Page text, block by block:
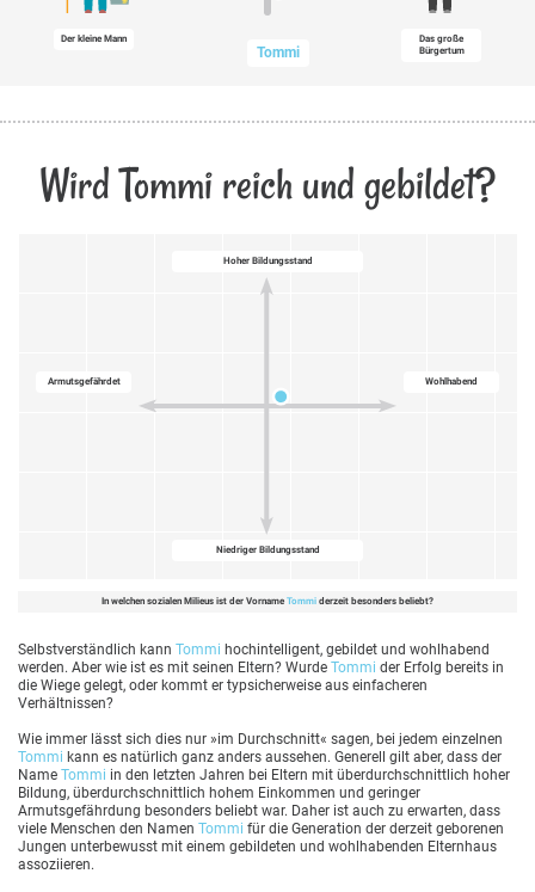
Der kleine Mann
Tommi
Das große
Bürgertum
Wird Tommi reich und gebildet?
Hoher Bildungsstand
Wohlhabend
Niedriger Bildungsstand
Armutsgefährdet
In welchen sozialen Milieus ist der Vorname Tommi derzeit besonders beliebt?
Selbstverständlich kann Tommi hochintelligent, gebildet und wohlhabend
werden. Aber wie ist es mit seinen Eltern? Wurde Tommi der Erfolg bereits in
die Wiege gelegt, oder kommt er typsicherweise aus einfacheren
Verhältnissen?
Wie immer lässt sich dies nur »im Durchschnitt« sagen, bei jedem einzelnen
Tommi kann es natürlich ganz anders aussehen. Generell gilt aber, dass der
Name Tommi in den letzten Jahren bei Eltern mit überdurchschnittlich hoher
Bildung, überdurchschnittlich hohem Einkommen und geringer
Armutsgefährdung besonders beliebt war. Daher ist auch zu erwarten, dass
viele Menschen den Namen Tommi für die Generation der derzeit geborenen
Jungen unterbewusst mit einem gebildeten und wohlhabenden Elternhaus
assoziieren.